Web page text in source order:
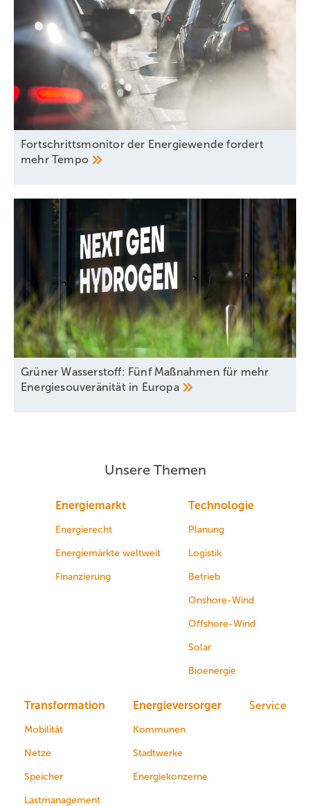
Fortschrittsmonitor der Energiewende fordert
mehr Tempo
Grüner Wasserstoff: Fünf Maßnahmen für mehr
Energiesouveränität in Europa
Unsere Themen
Energiemarkt
Energierecht
Energiemärkte weltweit
Finanzierung
Technologie
Planung
Logistik
Betrieb
Onshore-Wind
Offshore-Wind
Solar
Bioenergie
Transformation
Mobilität
Netze
Speicher
Lastmanagement
Energieversorger
Kommunen
Stadtwerke
Energiekonzerne
Service